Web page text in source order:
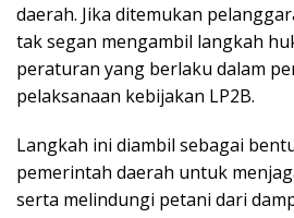
daerah. Jika ditemukan
tak segan mengambil langkah
peraturan yang berlaku dalam
pelaksanaan kebijakan LP2B.
Langkah ini diambil sebagai
pemerintah daerah untuk
serta melindungi petani dari